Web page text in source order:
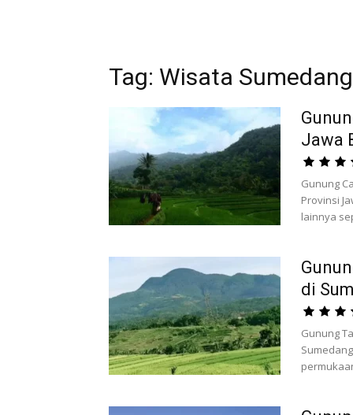
Tag: Wisata Sumedang
Jawa
Gunung
Provinsi
lainnya
di
Gunung